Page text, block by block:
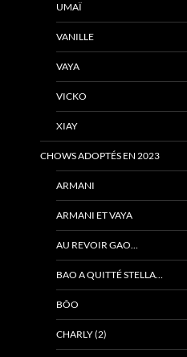
UMAÏ
VANILLE
VAYA
VICKO
XIAY
CHOWS ADOPTÉS EN 2023
ARMANI
ARMANI ET VAYA
AU REVOIR GAO…
BAO A QUITTÉ STELLA…
BÔO
CHARLY (2)